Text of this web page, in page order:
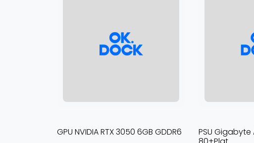
GPU NVIDIA RTX 3050 6GB GDDR6
PSU Gigabyte